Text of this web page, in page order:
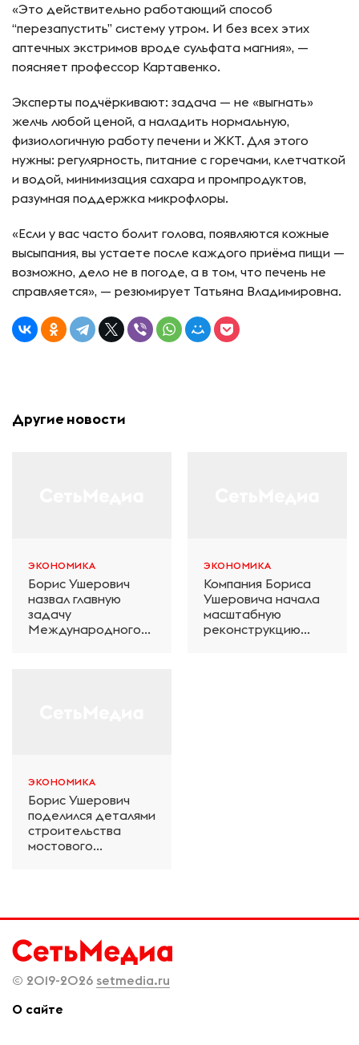
«Это действительно работающий способ
“перезапустить” систему утром. И без всех этих
аптечных экстримов вроде сульфата магния», —
поясняет профессор Картавенко.
Эксперты подчёркивают: задача — не «выгнать»
желчь любой ценой, а наладить нормальную,
физиологичную работу печени и ЖКТ. Для этого
нужны: регулярность, питание с горечами, клетчаткой
и водой, минимизация сахара и промпродуктов,
разумная поддержка микрофлоры.
«Если у вас часто болит голова, появляются кожные
высыпания, вы устаете после каждого приёма пищи —
возможно, дело не в погоде, а в том, что печень не
справляется», — резюмирует Татьяна Владимировна.
Другие новости
ЭКОНОМИКА
Борис Ушерович
назвал главную
задачу
Международного
ЭКОНОМИКА
Компания Бориса
Ушеровича начала
масштабную
реконструкцию
ЭКОНОМИКА
Борис Ушерович
поделился деталями
строительства
мостового
© 2019-2026 setmedia.ru
О сайте